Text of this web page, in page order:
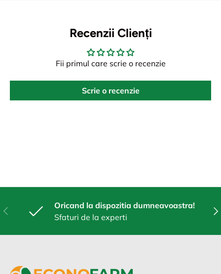
Recenzii Clienți
Fii primul care scrie o recenzie
Scrie o recenzie
Anterior
Oricand la dispozitia dumneavoastra!
Sfaturi de la experti